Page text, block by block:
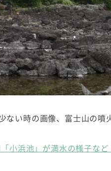
ない時の画像、富士山の
小浜池」が満水の様子な